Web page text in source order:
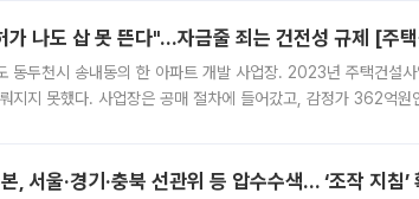
가 나도 삽 못 뜬다"…자금줄 죄는 건전성 규제 [주
동두천시 송내동의 한 아파트 개발 사업장. 2023년 주택건설
지지 못했다. 사업장은 공매 절차에 들어갔고, 감정가 362억
, 서울·경기·충북 선관위 등 압수수색… ‘조작 지침’